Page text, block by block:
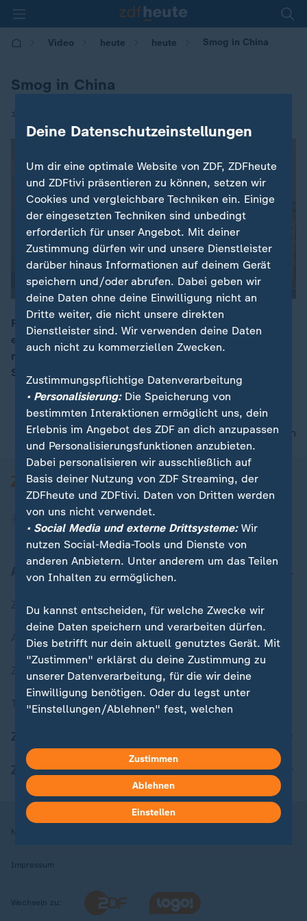
Video heute heute Smog in China
Smog in China
19.12.2016 | 13:57
00:05
Rund ein Zehntel der Volksrepublik China liegt unter
einer Decke aus Smog. In insgesamt 23 Städten gilt
nun die höchste Alarmstufe. Verantwortlich fpr den
Smog ist vor allem Chinas hoher Kohleverbrauch.
nach oben
Aktuell bei ZDFheute
Zuletzt veröffentlicht
Aktuelle Sendungs-Videos
ZDFheute Stories
Themen im Überblick
ZDFheute Apps
Nutzungsbedingungen
Impressum
Wechseln zu:
Deine Datenschutzeinstellungen
Um dir eine optimale Website von ZDF, ZDFheute
und ZDFtivi präsentieren zu können, setzen wir
Cookies und vergleichbare Techniken ein. Einige
der eingesetzten Techniken sind unbedingt
erforderlich für unser Angebot. Mit deiner
Zustimmung dürfen wir und unsere Dienstleister
darüber hinaus Informationen auf deinem Gerät
speichern und/oder abrufen. Dabei geben wir
deine Daten ohne deine Einwilligung nicht an
Dritte weiter, die nicht unsere direkten
Dienstleister sind. Wir verwenden deine Daten
auch nicht zu kommerziellen Zwecken.
Zustimmungspflichtige Datenverarbeitung
• Personalisierung:Die Speicherung von
bestimmten Interaktionen ermöglicht uns, dein
Erlebnis im Angebot des ZDF an dich anzupassen
und Personalisierungsfunktionen anzubieten.
Dabei personalisieren wir ausschließlich auf
Basis deiner Nutzung von ZDF Streaming, der
ZDFheute und ZDFtivi. Daten von Dritten werden
von uns nicht verwendet.
• Social Media und externe Drittsysteme:Wir
nutzen Social-Media-Tools und Dienste von
anderen Anbietern. Unter anderem um das Teilen
von Inhalten zu ermöglichen.
Du kannst entscheiden, für welche Zwecke wir
deine Daten speichern und verarbeiten dürfen.
Dies betrifft nur dein aktuell genutztes Gerät. Mit
"Zustimmen" erklärst du deine Zustimmung zu
unserer Datenverarbeitung, für die wir deine
Einwilligung benötigen. Oder du legst unter
"Einstellungen/Ablehnen" fest, welchen
kannst du jederzeit mit Wirkung für die Zukunft
in deinen Einstellungen widerrufen oder ändern.
Hier findest du das Impressum.
Weitere Informationen findest du in unserer
Zustimmen
Ablehnen
Einstellen